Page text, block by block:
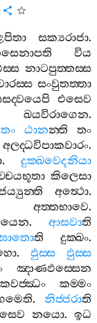
සක්‍යරාජා.
විය
නාටපුත‍්තස‍්ස
සංවුතත‍්තා
එසෙව
ඛයවිරාගෙන.
තං ඨානන‍්ති
තං
අලද‍්ධවිපාකවාරං.
.දුක‍්ඛවෙදනියා
කිලෙසා
අත්‍ථො.
අත‍්තභාවෙ.
. ආසවාති
ති දුක‍්ඛං.
. ඵුස‍්ස
ඵුස‍්ස
ඤාණඵස‍්සෙන
කම‍්මං
. නිජ‍්ජරාති
නයො. ඉධ